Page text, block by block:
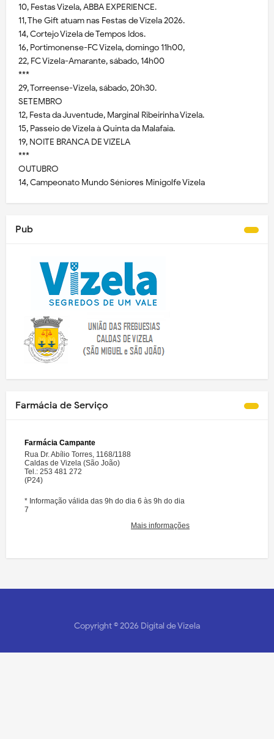
10, Festas Vizela, ABBA EXPERIENCE.
11, The Gift atuam nas Festas de Vizela 2026.
14, Cortejo Vizela de Tempos Idos.
16, Portimonense-FC Vizela, domingo 11h00,
22, FC Vizela-Amarante, sábado, 14h00
***
29, Torreense-Vizela, sábado, 20h30.
SETEMBRO
12, Festa da Juventude, Marginal Ribeirinha Vizela.
15, Passeio de Vizela à Quinta da Malafaia.
19, NOITE BRANCA DE VIZELA
***
OUTUBRO
14, Campeonato Mundo Séniores Minigolfe Vizela
Pub
Farmácia de Serviço
Copyright ©2026 Digital de Vizela